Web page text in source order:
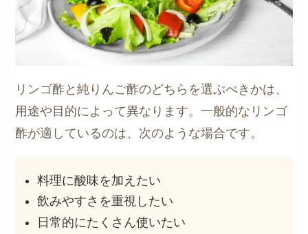
リンゴ酢と純りんご酢のどちらを選ぶべきかは、
用途や目的によって異なります。一般的なリンゴ
酢が適しているのは、次のような場合です。
料理に酸味を加えたい
飲みやすさを重視したい
日常的にたくさん使いたい